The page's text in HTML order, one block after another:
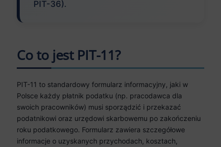
PIT-36).
Co to jest PIT-11?
PIT-11 to standardowy formularz informacyjny, jaki w
Polsce każdy płatnik podatku (np. pracodawca dla
swoich pracowników) musi sporządzić i przekazać
podatnikowi oraz urzędowi skarbowemu po zakończeniu
roku podatkowego. Formularz zawiera szczegółowe
informacje o uzyskanych przychodach, kosztach,